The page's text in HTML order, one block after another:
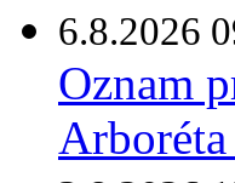
6.8.2026
Oznam